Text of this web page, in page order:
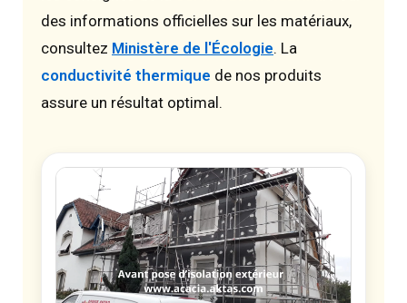
des informations officielles sur les matériaux,
consultez Ministère de l'Écologie. La
conductivité thermique de nos produits
assure un résultat optimal.